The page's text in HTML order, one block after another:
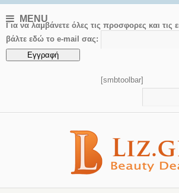
MENU
Για να λαμβάνετε όλες τις προσφορες και τις
βάλτε εδώ το e-mail σας:
[smbtoolbar]